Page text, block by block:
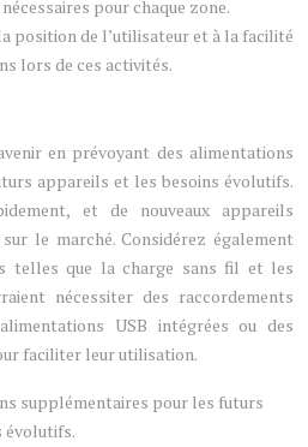
pour chaque zone.
position de l’utilisateur et à la facilité
lors de ces activités.
en prévoyant des alimentations
appareils et les besoins évolutifs.
et de nouveaux appareils
le marché. Considérez également
telles que la charge sans fil et les
nécessiter des raccordements
USB intégrées ou des
faciliter leur utilisation.
supplémentaires pour les futurs
évolutifs.